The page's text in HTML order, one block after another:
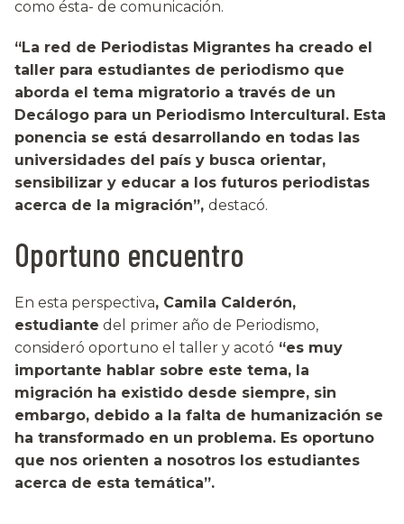
como ésta- de comunicación.
“La red de Periodistas Migrantes ha creado el
taller para estudiantes de periodismo que
aborda el tema migratorio a través de un
Decálogo para un Periodismo Intercultural. Esta
ponencia se está desarrollando en todas las
universidades del país y busca orientar,
sensibilizar y educar a los futuros periodistas
acerca de la migración”, destacó.
Oportuno encuentro
En esta perspectiva, Camila Calderón,
estudiante del primer año de Periodismo,
consideró oportuno el taller y acotó “es muy
importante hablar sobre este tema, la
migración ha existido desde siempre, sin
embargo, debido a la falta de humanización se
ha transformado en un problema. Es oportuno
que nos orienten a nosotros los estudiantes
acerca de esta temática”.